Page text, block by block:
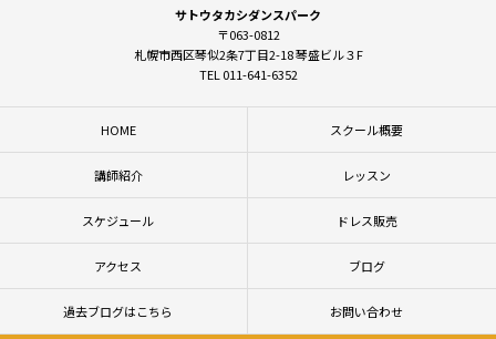
サトウタカシダンスパーク
〒063-0812
札幌市西区琴似2条7丁目2-18 琴盛ビル３F
TEL 011-641-6352
HOME スクール概要
講師紹介 レッスン
スケジュール ドレス販売
アクセス ブログ
過去ブログはこちら お問い合わせ